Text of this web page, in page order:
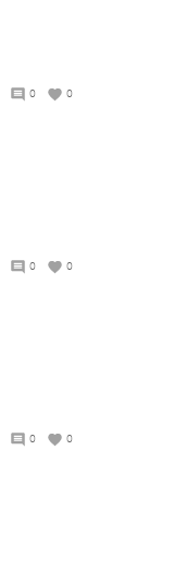
0 0
0 0
0 0